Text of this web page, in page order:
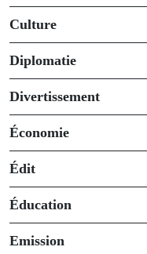
Culture
Diplomatie
Divertissement
Économie
Édit
Éducation
Emission